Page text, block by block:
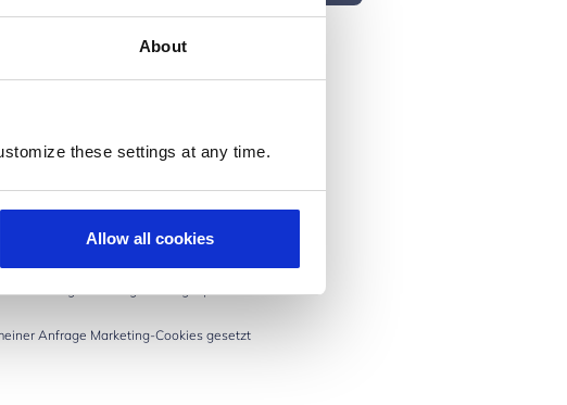
About
these settings at any time.
Allow all cookies
Anfrage Marketing-Cookies gesetzt